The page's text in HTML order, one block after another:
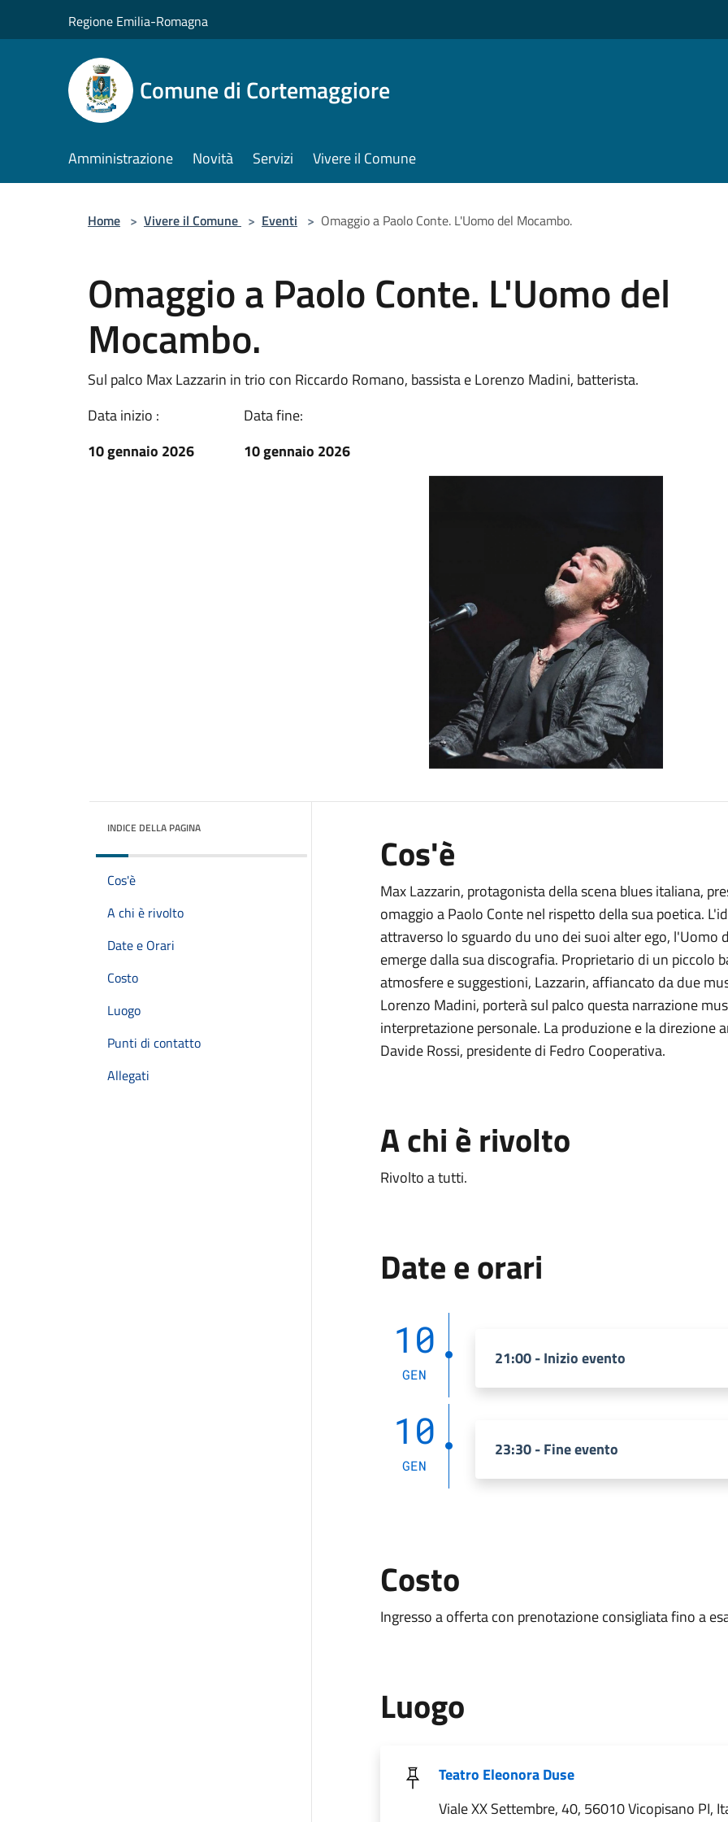
Regione Emilia-Romagna
Comune di Cortemaggiore
Amministrazione Novità Servizi Vivere il Comune
Home > Vivere il Comune > Eventi > Omaggio a Paolo Conte. L'Uomo del Mocambo.
Omaggio a Paolo Conte. L'Uomo del
Mocambo.
Sul palco Max Lazzarin in trio con Riccardo Romano, bassista e Lorenzo Madini, batterista.
Data inizio :
10 gennaio 2026
Data fine:
10 gennaio 2026
INDICE DELLA PAGINA
Cos'è
A chi è rivolto
Date e Orari
Costo
Luogo
Punti di contatto
Allegati
Cos'è
Max Lazzarin, protagonista della scena blues italiana,
omaggio a Paolo Conte nel rispetto della sua poetica.
attraverso lo sguardo du uno dei suoi alter ego, l'Uomo
emerge dalla sua discografia. Proprietario di un piccolo
atmosfere e suggestioni, Lazzarin, affiancato da due
Lorenzo Madini, porterà sul palco questa narrazione
interpretazione personale. La produzione e la direzione
Davide Rossi, presidente di Fedro Cooperativa.
A chi è rivolto
Rivolto a tutti.
Date e orari
10
GEN
21:00 - Inizio evento
10
GEN
23:30 - Fine evento
Costo
Ingresso a offerta con prenotazione consigliata fino a
Luogo
Teatro Eleonora Duse
Viale XX Settembre, 40, 56010 Vicopisano PI,